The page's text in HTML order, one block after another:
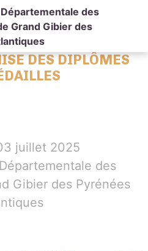
des
Grand Gibier des
DES DIPLÔMES
juillet 2025
des
Gibier des Pyrénées